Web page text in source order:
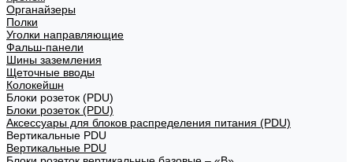
Органайзеры
Полки
Уголки направляющие
Фальш-панели
Шины заземления
Щеточные вводы
Колокейшн
Блоки розеток (PDU)
Блоки розеток (PDU)
Аксессуары для блоков распределения питания (PDU)
Вертикальные PDU
Вертикальные PDU